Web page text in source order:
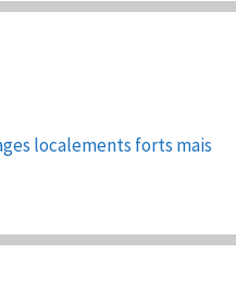
localements forts mais